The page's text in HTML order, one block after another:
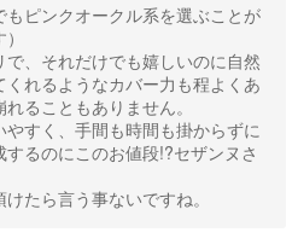
もピンクオークル系を選ぶことが
、それだけでも嬉しいのに自然
れるようなカバー力も程よくあ
ることもありません。
すく、手間も時間も掛からずに
るのにこのお値段!?セザンヌさ
たら言う事ないですね。